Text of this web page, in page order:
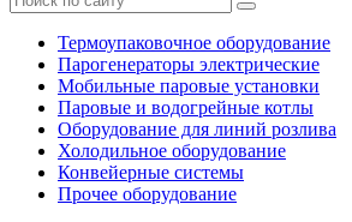
Термоупаковочное оборудование
Парогенераторы электрические
Мобильные паровые установки
Паровые и водогрейные котлы
Оборудование для линий розлива
Холодильное оборудование
Конвейерные системы
Прочее оборудование